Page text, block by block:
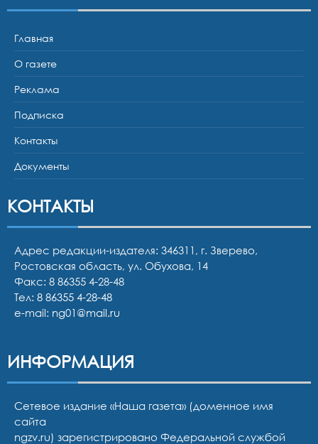
Главная
О газете
Реклама
Подписка
Контакты
Документы
КОНТАКТЫ
Адрес редакции-издателя: 346311, г. Зверево,
Ростовская область, ул. Обухова, 14
Факс: 8 86355 4-28-48
Тел: 8 86355 4-28-48
e-mail: ng01@mail.ru
ИНФОРМАЦИЯ
Сетевое издание «Наша газета» (доменное имя
сайта
ngzv.ru) зарегистрировано Федеральной службой